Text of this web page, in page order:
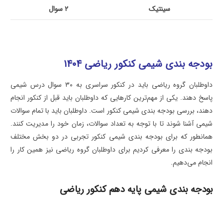
سینتیک
۲ سوال
بودجه بندی شیمی کنکور ریاضی ۱۴۰۴
داوطلبان گروه ریاضی باید در کنکور سراسری به ۳۰ سوال درس شیمی
پاسخ دهند. یکی از مهم‌ترین کارهایی که داوطلبان باید قبل از کنکور انجام
دهند، بررسی بودجه بندی شیمی کنکور است. داوطلبان باید با تمام سوالات
شیمی آشنا شوند تا با توجه به تعداد سوالات، زمان خود را مدیریت کنند.
همانطور که برای بودجه بندی شیمی کنکور تجربی در دو بخش مختلف
بودجه بندی را معرفی کردیم برای داوطلبان گروه ریاضی نیز همین کار را
انجام می‌دهیم.
بودجه بندی شیمی پایه دهم کنکور ریاضی